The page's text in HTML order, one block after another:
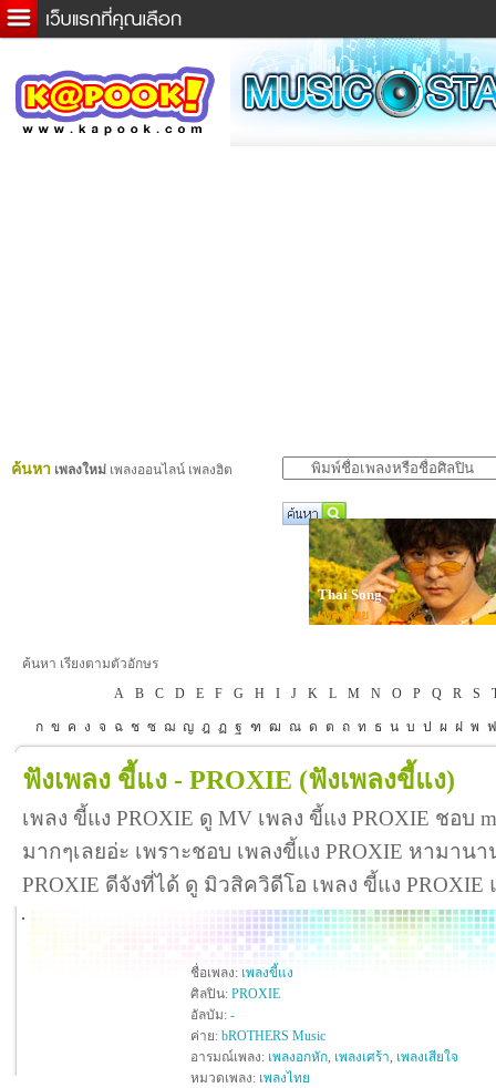
ข่าวด่วน
ละคร
ค้นหา เพลงใหม่ เพลงออนไลน์ เพลงฮิต
Thai Song
เพลงไทย
ค้นหา เรียงตามตัวอักษร
A
B C D E F G H I J K L M N O P Q R S
ก ข ค ง จ ฉ ช ซ ฌ ญ ฎ ฏ ฐ ฑ ฒ ณ ด ต ถ ท ธ น บ ป ผ ฝ พ ฟ
ฟังเพลง ขี้แง - PROXIE (ฟังเพลงขี้แง)
เพลง ขี้แง PROXIE ดู MV เพลง ขี้แง PROXIE ชอบ
มากๆเลยอ่ะ เพราะชอบ เพลงขี้แง PROXIE หามาน
PROXIE ดีจังที่ได้ ดู มิวสิควิดีโอ เพลง ขี้แง
ชื่อเพลง: เพลงขี้แง
ศิลปิน: PROXIE
อัลบัม: -
ค่าย: bROTHERS Music
อารมณ์เพลง: เพลงอกหัก, เพลงเศร้า, เพลงเสียใจ
หมวดเพลง: เพลงไทย